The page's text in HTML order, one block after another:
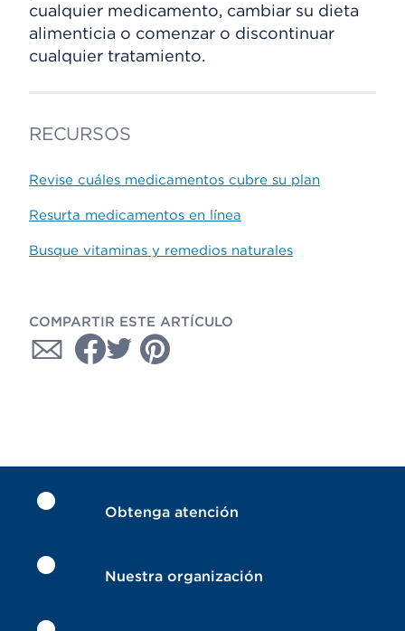
cualquier medicamento, cambiar su dieta
alimenticia o comenzar o discontinuar
cualquier tratamiento.
RECURSOS
Revise cuáles medicamentos cubre su plan
Resurta medicamentos en línea
Busque vitaminas y remedios naturales
COMPARTIR ESTE ARTÍCULO
Obtenga atención
Nuestra organización